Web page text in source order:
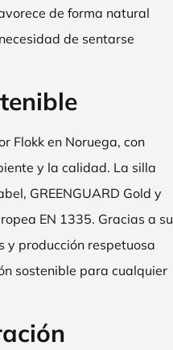
de forma natural
de sentarse
Flokk en Noruega, con
y la calidad. La silla
GREENGUARD Gold y
EN 1335. Gracias a su
producción respetuosa
sostenible para cualquier